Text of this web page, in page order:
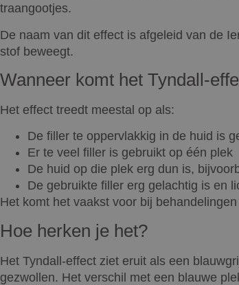
traangootjes.
De naam van dit effect is afgeleid van de
stof beweegt.
Wanneer komt het Tyndall-
Het effect treedt meestal op als:
De filler te oppervlakkig in de huid is
Er te veel filler is gebruikt op één plek
De huid op die plek erg dun is,
De gebruikte filler erg gelachtig is en
Het komt het vaakst voor bij
Hoe herken je het?
Het Tyndall-effect ziet eruit als een
gezwollen. Het verschil met een blauwe